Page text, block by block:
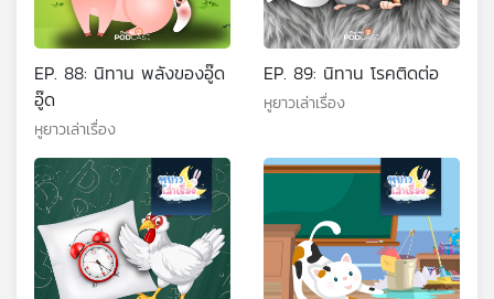
EP. 88: นิทาน พลังของอู๊ด
อู๊ด
หูยาวเล่าเรื่อง
EP. 89: นิทาน โรคติดต่อ
หูยาวเล่าเรื่อง